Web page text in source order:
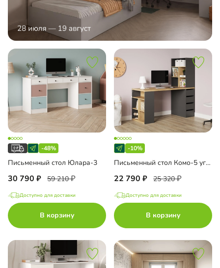
-48%
Письменный стол Юлара-3
30 790 59 210
Доступно для доставки
В корзину
-10%
Письменный стол Комо-5 угловой
22 790 25 320
Доступно для доставки
В корзину